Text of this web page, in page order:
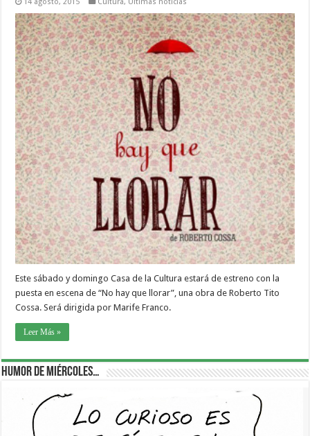
Este sábado y domingo Casa de la Cultura estará de estreno con la
puesta en escena de “No hay que llorar”, una obra de Roberto Tito
Cossa. Será dirigida por Marife Franco.
Leer Más »
Humor de Miércoles…